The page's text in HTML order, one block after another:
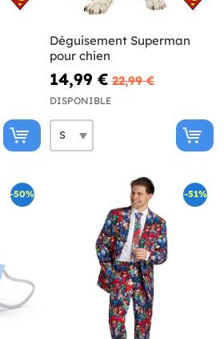
Déguisement Superman
pour chien
14,99 € 22,99 €
DISPONIBLE
-50% -51%